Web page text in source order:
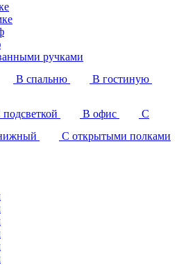
ручками
В спальню
В гостиную
В офис
С
С открытыми полками